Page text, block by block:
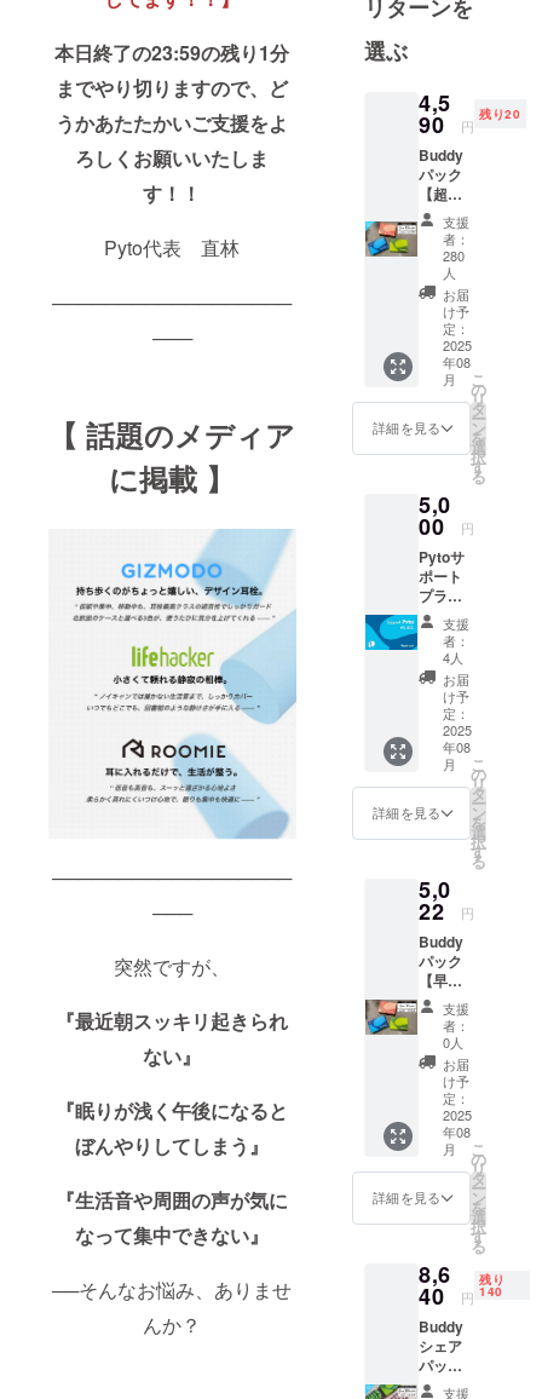
本日終了の23:59の残り1分
までやり切りますので、ど
うかあたたかいご支援をよ
ろしくお願いいたしま
す！！
Pyto代表 直林
──────────────────
───
【 話題のメディア
に掲載 】
──────────────────
───
突然ですが、
『最近朝スッキリ起きられ
ない』
『眠りが浅く午後になると
ぼんやりしてしまう』
『生活音や周囲の声が気に
なって集中できない』
──そんなお悩み、ありませ
んか？
セプトに、
日々の睡眠
活をサポー
トする機能
性 × 北欧デ
ンマークに
着想を得た
シンプルで
ミニマルな
がら個性の
あるデザイ
ンが特徴の
プロダクト
Pyto®︎は、毎
あなたと一
緒につく
る、私たち
による、私
たちのため
の、新しい
マインドフ
ルライフス
タイルブラ
ンドです。
リターンを
選ぶ
4,5
90 円
残り20
Buddy
パック
【超早
割】※先
着300名
限定※
【日常
使いに
最適。
睡眠・
仕事・
外出な
ど、
シーン
別に使
リー
パッ
ク】 内
容：
EarBud
dy 3
セット
ラー：1
セット
ずつお
選びく
ださい
付属
品：専
用ポー
タブル
ルパッ
ケー
明書
（保証
書） 特
典：
CAMPF
IRE（m
achi-
ya）限
定カ
ラー
Buddy
ステッ
般販売
予定価
→¥4,59
0
引き/
15%OF
F） 1
セット
支援
者：
280
人
お届
け予
定：
2025
年08
月
詳細を見る
こ
の
リ
タ
ー
ン
を
選
択
す
る
5,0
00 円
Pytoサ
ポート
プラン
【“買わ
ない”応
援も、
大きな
力にな
りま
す。
Pytoの
挑戦を
サポー
トす
る、シ
ンプル
ラ
ン。】
内容：
Pytoよ
り心か
らのお
礼の
メッ
セージ
特典：
CAMPF
IRE（m
achi-
ya）限
定カ
ラー
Buddy
予定価
格：
¥5,000
※税込・
送料無
料 ※ス
テッ
支援
者：
4人
お届
け予
定：
2025
年08
月
詳細を見る
こ
の
リ
タ
ー
ン
を
選
択
す
る
5,0
22 円
Buddy
パック
【早
割】
【日常
使いに
最適。
睡眠・
仕事・
外出な
ど、
シーン
別に使
い分け
られる
エント
パッ
ク】 内
容：
EarBud
dy 3
セット
カ
支援
者：
0人
お届
け予
定：
2025
年08
月
詳細を見る
こ
の
リ
タ
ー
ン
を
選
択
す
る
8,6
40 円
残り
140
Buddy
シェア
パック
【超早
支援